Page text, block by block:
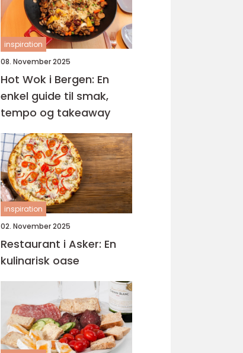
inspiration
08. November 2025
Hot Wok i Bergen: En
enkel guide til smak,
tempo og takeaway
inspiration
02. November 2025
Restaurant i Asker: En
kulinarisk oase